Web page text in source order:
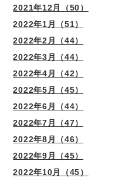
2021年12月（50）
2022年1月（51）
2022年2月（44）
2022年3月（44）
2022年4月（42）
2022年5月（45）
2022年6月（44）
2022年7月（47）
2022年8月（46）
2022年9月（45）
2022年10月（45）